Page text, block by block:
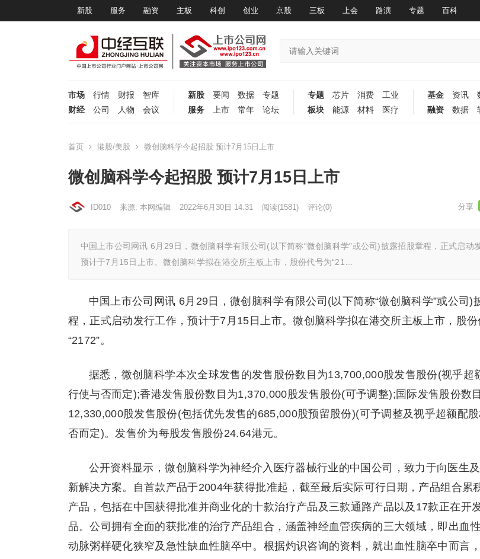
新股 服务 融资 主板 科创 创业 京股 三板 上会 路演 专题 百科
市场 行情 财报
智库
财经
公司 人物 会议
新股 要闻 数据
专题
服务
上市 常年 论坛
专题 芯片 消费
工业
板块
能源 材料 医疗
基金 资讯
融资
数据
首页 港股/美股 微创脑科学今起招股 预计7月15日上市
微创脑科学今起招股 预计7月15日上市
ID010 来源: 本网编辑 2022年6月30日 14:31 阅读(1581) 评论(0)
中国上市公司网讯 6月29日，微创脑科学有限公司(以下简称“微创脑科学”或公司)披露招股章程，正式启动
预计于7月15日上市。微创脑科学拟在港交所主板上市，股份代号为“21…
中国上市公司网讯 6月29日，微创脑科学有限公司(以下简称“微创脑科学”或公司)
程，正式启动发行工作，预计于7月15日上市。微创脑科学拟在港交所主板上市，股份
“2172”。
据悉，微创脑科学本次全球发售的发售股份数目为13,700,000股发售股份(视乎超
行使与否而定);香港发售股份数目为1,370,000股发售股份(可予调整);国际发售股份数
12,330,000股发售股份(包括优先发售的685,000股预留股份)(可予调整及视乎超额配
否而定)。发售价为每股发售股份24.64港元。
公开资料显示，微创脑科学为神经介入医疗器械行业的中国公司，致力于向医生
新解决方案。自首款产品于2004年获得批准起，截至最后实际可行日期，产品组合累
产品，包括在中国获得批准并商业化的十款治疗产品及三款通路产品以及17款正在开
品。公司拥有全面的获批准的治疗产品组合，涵盖神经血管疾病的三大领域，即出血
动脉粥样硬化狭窄及急性缺血性脑卒中。根据灼识咨询的资料，就出血性脑卒中而言